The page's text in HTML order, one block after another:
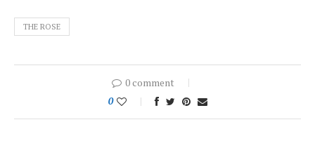
THE ROSE
0 comment
0